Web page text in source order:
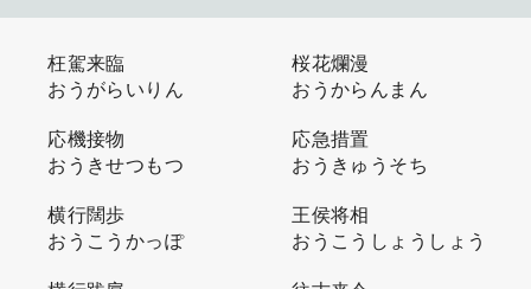
枉駕来臨
おうがらいりん
桜花爛漫
おうからんまん
応機接物
おうきせつもつ
応急措置
おうきゅうそち
横行闊歩
おうこうかっぽ
王侯将相
おうこうしょうしょう